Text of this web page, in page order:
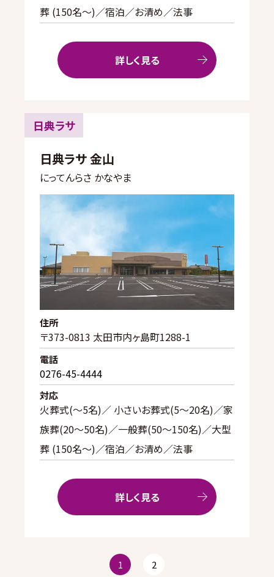
葬 (150名～)／宿泊／お清め／法事
詳しく見る
日典ラサ
日典ラサ 金山
にってんらさ かなやま
住所
〒373-0813 太田市内ヶ島町1288-1
電話
0276-45-4444
対応
火葬式(〜5名)／ 小さいお葬式(5〜20名)／家
族葬(20〜50名)／一般葬(50〜150名)／大型
葬 (150名～)／宿泊／お清め／法事
詳しく見る
1 2